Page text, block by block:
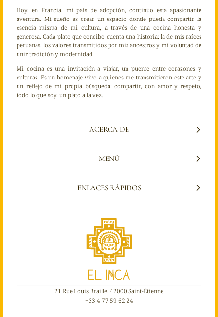
Hoy, en Francia, mi país de adopción, continúo esta apasionante
aventura. Mi sueño es crear un espacio donde pueda compartir la
esencia misma de mi cultura, a través de una cocina honesta y
generosa. Cada plato que concibo cuenta una historia: la de mis raíces
peruanas, los valores transmitidos por mis ancestros y mi voluntad de
unir tradición y modernidad.
Mi cocina es una invitación a viajar, un puente entre corazones y
culturas. Es un homenaje vivo a quienes me transmitieron este arte y
un reflejo de mi propia búsqueda: compartir, con amor y respeto,
todo lo que soy, un plato a la vez.
ACERCA DE
MENÚ
ENLACES RÁPIDOS
21 Rue Louis Braille, 42000 Saint-Étienne
+33 4 77 59 62 24